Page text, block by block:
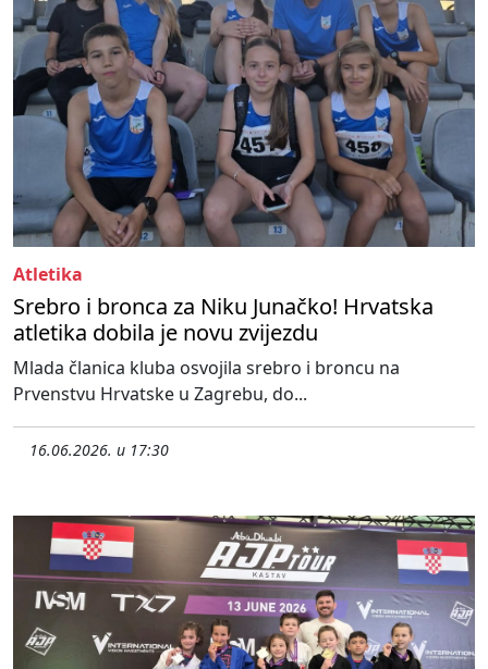
Atletika
Srebro i bronca za Niku Junačko! Hrvatska
atletika dobila je novu zvijezdu
Mlada članica kluba osvojila srebro i broncu na
Prvenstvu Hrvatske u Zagrebu, do...
16.06.2026. u 17:30